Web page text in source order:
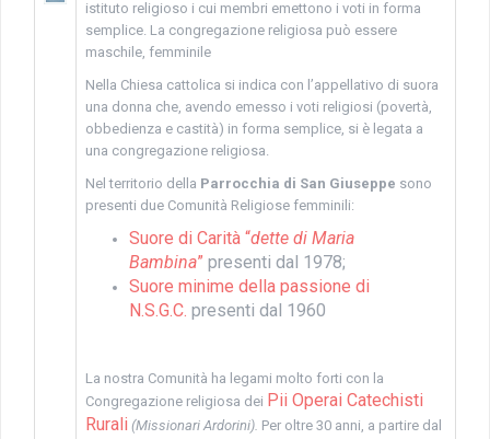
istituto religioso i cui membri emettono i voti in forma
semplice. La congregazione religiosa può essere
maschile, femminile
Nella Chiesa cattolica si indica con l’appellativo di suora
una donna che, avendo emesso i voti religiosi (povertà,
obbedienza e castità) in forma semplice, si è legata a
una congregazione religiosa.
Nel territorio della Parrocchia di San Giuseppe sono
presenti due Comunità Religiose femminili:
Suore di Carità “dette di Maria
Bambina” presenti dal 1978;
Suore minime della passione di
N.S.G.C. presenti dal 1960
La nostra Comunità ha legami molto forti con la
Congregazione religiosa dei Pii Operai Catechisti
Rurali (Missionari Ardorini). Per oltre 30 anni, a partire dal